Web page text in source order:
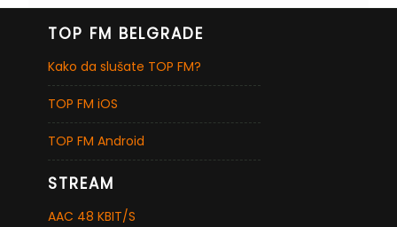
TOP FM BELGRADE
Kako da slušate TOP FM?
TOP FM iOS
TOP FM Android
STREAM
AAC 48 KBIT/S